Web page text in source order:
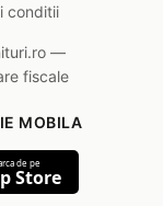
conditii
—
fiscale
MOBILA
de pe
Store